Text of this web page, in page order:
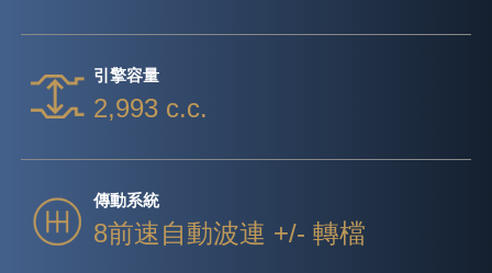
引擎容量
2,993 c.c.
傳動系統
8前速自動波連 +/- 轉檔